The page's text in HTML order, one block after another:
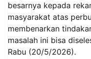
besarnya kepada
masyarakat atas
membenarkan
masalah ini bisa
Rabu (20/5/2026).